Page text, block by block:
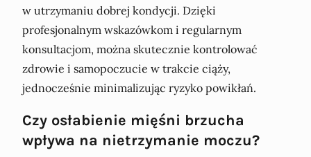
w utrzymaniu dobrej kondycji. Dzięki
profesjonalnym wskazówkom i regularnym
konsultacjom, można skutecznie kontrolować
zdrowie i samopoczucie w trakcie ciąży,
jednocześnie minimalizując ryzyko powikłań.
Czy osłabienie mięśni brzucha
wpływa na nietrzymanie moczu?